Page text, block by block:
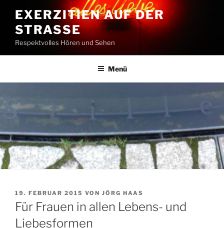
Inhalt
springen
EXERZITIEN AUF DER
STRASSE
Respektvolles Hören und Sehen
Menü
VERÖFFENTLICHT
AM
19. FEBRUAR 2015 VON JÖRG HAAS
Für Frauen in allen Lebens- und
Liebesformen